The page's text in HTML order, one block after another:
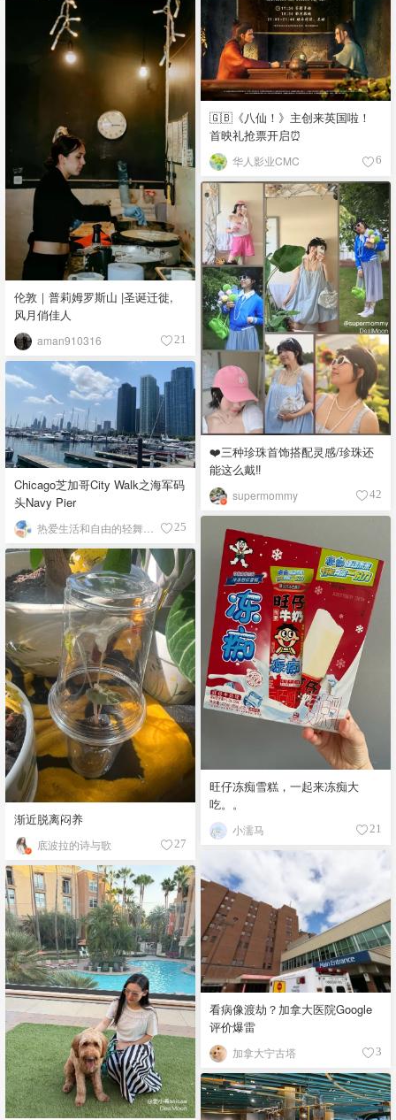
🇬🇧《八仙！》主创来英国啦！
首映礼抢票开启⏰
华人影业CMC 6
伦敦｜普莉姆罗斯山 |圣诞迁徙,
风月俏佳人
aman910316 21
❤️三种珍珠首饰搭配灵感/珍珠还
能这么戴‼️
supermommy 42
Chicago芝加哥City Walk之海军码
头Navy Pier
25
旺仔冻痴雪糕，一起来冻痴大
吃。。
小濡马 21
渐近脱离闷养
底波拉的诗与歌 27
看病像渡劫？加拿大医院Google
评价爆雷
加拿大宁古塔 3